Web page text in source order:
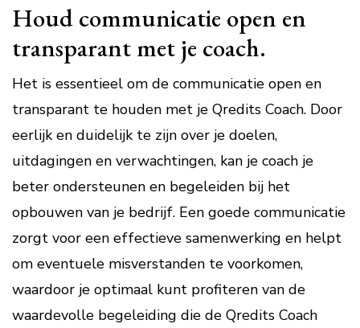
Houd communicatie open en
transparant met je coach.
Het is essentieel om de communicatie open en
transparant te houden met je Qredits Coach. Door
eerlijk en duidelijk te zijn over je doelen,
uitdagingen en verwachtingen, kan je coach je
beter ondersteunen en begeleiden bij het
opbouwen van je bedrijf. Een goede communicatie
zorgt voor een effectieve samenwerking en helpt
om eventuele misverstanden te voorkomen,
waardoor je optimaal kunt profiteren van de
waardevolle begeleiding die de Qredits Coach